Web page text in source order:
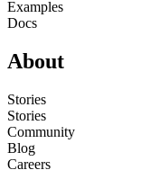
Examples
Docs
About
Stories
Stories
Community
Blog
Careers